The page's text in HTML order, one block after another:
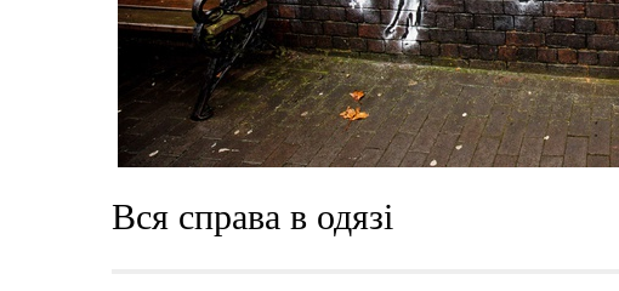
Вся справа в одязі